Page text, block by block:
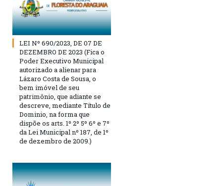
LEI Nº 690/2023, DE 07 DE
DEZEMBRO DE 2023 (Fica o
Poder Executivo Municipal
autorizado a alienar para
Lázaro Costa de Sousa, o
bem imóvel de seu
patrimônio, que adiante se
descreve, mediante Título de
Dominio, na forma que
dispõe os arts. 1º 2º 5º 6º e 7º
da Lei Municipal nº 187, de 1º
de dezembro de 2009.)